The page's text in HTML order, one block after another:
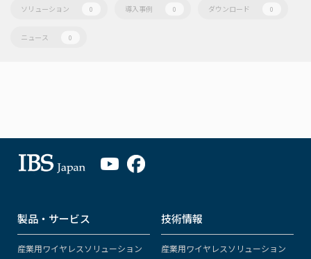
ソリューション 0 導入事例 0 ダウンロード 0
ニュース 0
製品・サービス
産業用ワイヤレスソリューション
技術情報
産業用ワイヤレスソリューション